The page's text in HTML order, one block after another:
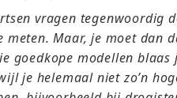
vragen tegenwoordig
meten. Maar, je moet dan
goedkope modellen blaas
je helemaal niet zo’n